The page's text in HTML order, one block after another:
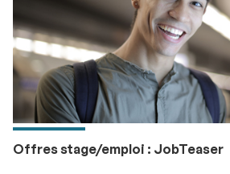
Offres stage/emploi : JobTeaser